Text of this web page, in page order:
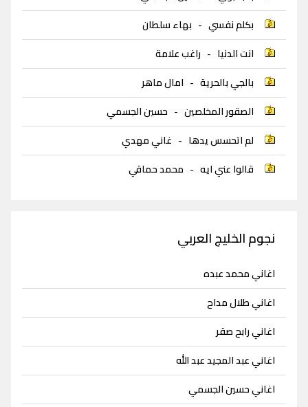
بكلم نفسي - بهاء سلطان
انت الدنيا - راغب علامة
بالجي بالحرية - امال ماهر
الصقور المخلصين - حسين الجسمي
لم اتحسس يدها - غاني مهدي
قالوا عني ايه - محمد حماقي
نجوم الخليج العربي
اغاني محمد عبده
اغاني طلال مداح
اغاني رابح صقر
اغاني عبد المجيد عبد الله
اغاني حسين الجسمي